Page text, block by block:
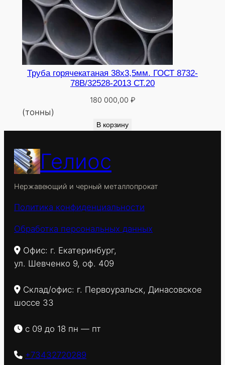
Труба горячекатаная 38х3,5мм. ГОСТ 8732-
78В/32528-2013 СТ.20
180 000,00 ₽
(тонны)
В корзину
Гелиос
Нержавеющий и черный металлопрокат
Политика конфиденциальности
Обработка персональных данных
Офис: г. Екатеринбург,
ул. Шевченко 9, оф. 409
Склад/офис: г. Первоуральск, Динасовское
шоссе 33
с 09 до 18 пн — пт
+73432720289